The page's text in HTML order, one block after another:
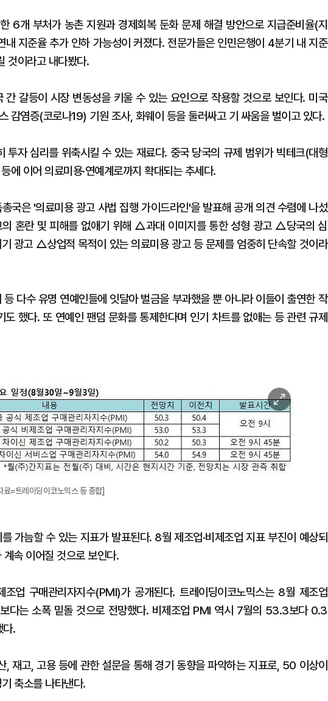
6개 부처가 농촌 지원과 경제회복 둔화 문제 해결 방안으로 지급준비율(지
내 지준율 추가 인하 가능성이 커졌다. 전문가들은 인민은행이 4분기 내 지준
것이라고 내다봤다.
간 갈등이 시장 변동성을 키울 수 있는 요인으로 작용할 것으로 보인다. 미국
감염증(코로나19) 기원 조사, 화웨이 등을 둘러싸고 기 싸움을 벌이고 있다.
투자 심리를 위축시킬 수 있는 재료다. 중국 당국의 규제 범위가 빅테크(대형
에 이어 의료미용·연예계로까지 확대되는 추세다.
국은 '의료미용 광고 사법 집행 가이드라인'을 발표해 공개 의견 수렴에 나섰
의 혼란 및 피해를 없애기 위해 △과대 이미지를 통한 성형 광고 △당국의 심
기 광고 △상업적 목적이 있는 의료미용 광고 등 문제를 엄중히 단속할 것이라
다수 유명 연예인들에 잇달아 벌금을 부과했을 뿐 아니라 이들이 출연한 작
도 했다. 또 연예인 팬덤 문화를 통제한다며 인기 차트를 없애는 등 관련 규제
이
미
지
확
대
료=트레이딩이코노믹스 등 종합]
가늠할 수 있는 지표가 발표된다. 8월 제조업·비제조업 지표 부진이 예상되
속 이어질 것으로 보인다.
조업 구매관리자지수(PMI)가 공개된다. 트레이딩이코노믹스는 8월 제조업
는 소폭 밑돌 것으로 전망했다. 비제조업 PMI 역시 7월의 53.3보다 0.3
다.
, 재고, 고용 등에 관한 설문을 통해 경기 동향을 파악하는 지표로, 50 이상이
축소를 나타낸다.